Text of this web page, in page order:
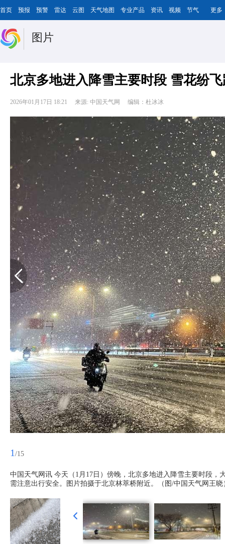
首页 预报 预警 雷达 云图 天气地图 专业产品 资讯 视频 节气 更多
图片
北京多地进入降雪主要时段 雪花纷
2026年01月17日 18:21 来源: 中国天气网 编辑：杜冰冰
1 /15
中国天气网讯 今天（1月17日）傍晚，北京多地进入降雪主要时段
需注意出行安全。图片拍摄于北京林萃桥附近。（图/中国天气网王晓